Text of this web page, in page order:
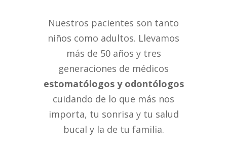
Nuestros pacientes son tanto
niños como adultos. Llevamos
más de 50 años y tres
generaciones de médicos
estomatólogos y odontólogos
cuidando de lo que más nos
importa, tu sonrisa y tu salud
bucal y la de tu familia.